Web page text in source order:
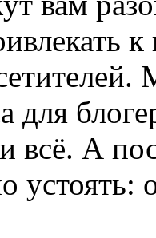
для
всё. А
устоять: